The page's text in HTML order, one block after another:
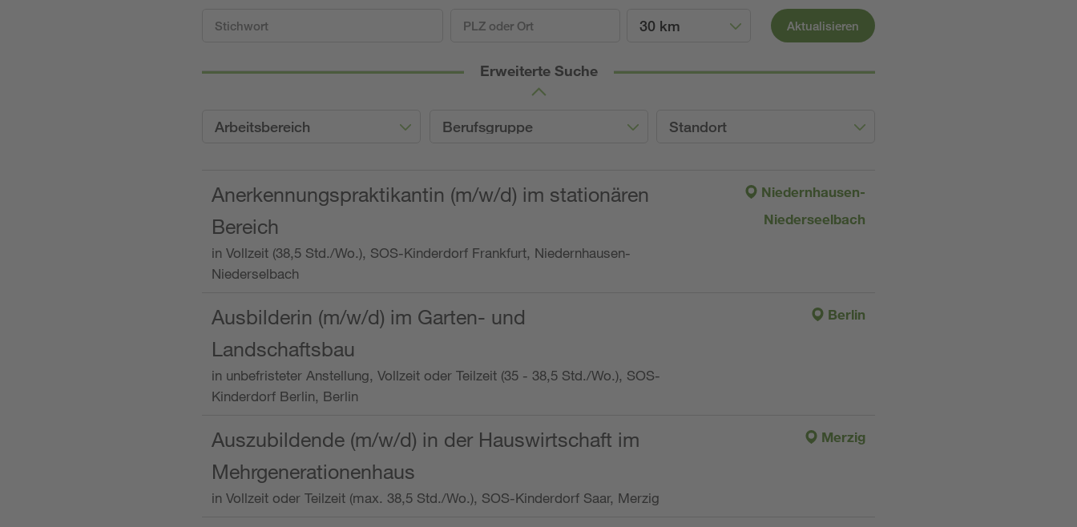
30 km Aktualisieren
Erweiterte Suche
Arbeitsbereich Berufsgruppe Standort
Anerkennungspraktikantin (m/w/d) im stationären
Bereich
in Vollzeit (38,5 Std./Wo.), SOS-Kinderdorf Frankfurt, Niedernhausen-
Niederselbach
Niedernhausen-
Niederseelbach
Ausbilderin (m/w/d) im Garten- und
Landschaftsbau
in unbefristeter Anstellung, Vollzeit oder Teilzeit (35 - 38,5 Std./Wo.), SOS-
Kinderdorf Berlin, Berlin
Berlin
Auszubildende (m/w/d) in der Hauswirtschaft im
Mehrgenerationenhaus
in Vollzeit oder Teilzeit (max. 38,5 Std./Wo.), SOS-Kinderdorf Saar, Merzig
Merzig